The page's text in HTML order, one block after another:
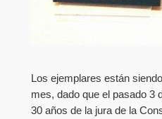
Los ejemplares están
mes, dado que el pasado 3
30 años de la jura de la